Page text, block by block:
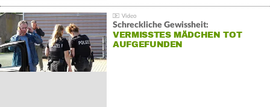
Schreckliche Gewissheit:
VERMISSTES MÄDCHEN TOT
AUFGEFUNDEN